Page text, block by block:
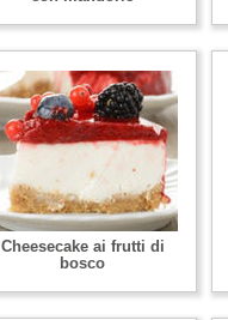
Cheesecake ai frutti di
bosco